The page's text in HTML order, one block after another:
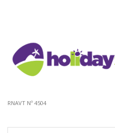
RNAVT Nº 4504